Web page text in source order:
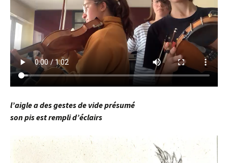
l’aigle a des gestes de vide présumé
son pis est rempli d’éclairs